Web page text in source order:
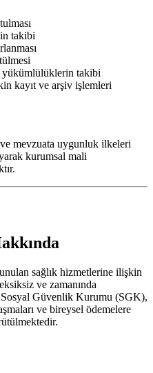
takibi
takibi
kayıt ve arşiv işlemleri
mevzuata uygunluk ilkeleri
kurumsal mali
sağlık hizmetlerine ilişkin
ve zamanında
Sosyal Güvenlik Kurumu (SGK),
ve bireysel ödemelere